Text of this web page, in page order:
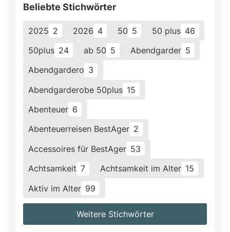
Beliebte Stichwörter
2025 2 2026 4 50 5 50 plus 46
50plus 24 ab 50 5 Abendgarder 5
Abendgardero 3
Abendgarderobe 50plus 15
Abenteuer 6
Abenteuerreisen BestAger 2
Accessoires für BestAger 53
Achtsamkeit 7 Achtsamkeit im Alter 15
Aktiv im Alter 99
Weitere Stichwörter